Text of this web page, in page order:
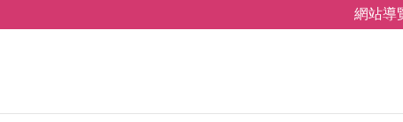
網站導